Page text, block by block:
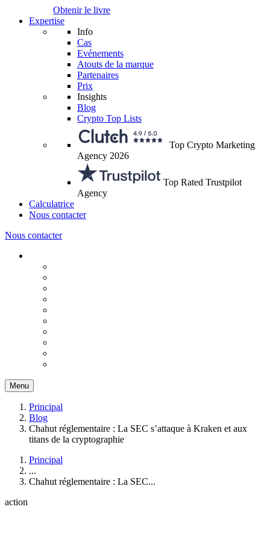
Obtenir le livre
Expertise
Info
Cas
Evénements
Atouts de la marque
Partenaires
Prix
Insights
Blog
Crypto Top Lists
Top Crypto Marketing
Agency 2026
Top Rated Trustpilot
Agency
Calculatrice
Nous contacter
Nous contacter
Menu
Principal
Blog
Chahut réglementaire : La SEC s’attaque à Kraken et aux
titans de la cryptographie
Principal
...
Chahut réglementaire : La SEC...
action